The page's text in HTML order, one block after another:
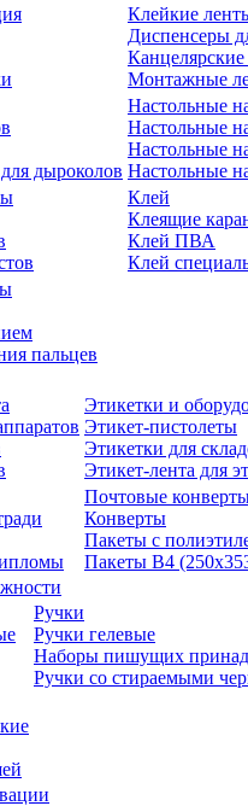
Клейкие
Диспенсеры
Монтажные
дыроколов
Настольные
Настольные
Настольные
Настольные
Клей
Клеящие
Клей ПВА
Клей
пальцев
Этикетки и
Этикет-пистолеты
Этикетки для
Этикет-лента для
Почтовые
Конверты
Пакеты с
Пакеты В4
Ручки
Ручки гелевые
Наборы пишущих
Ручки со стираемыми